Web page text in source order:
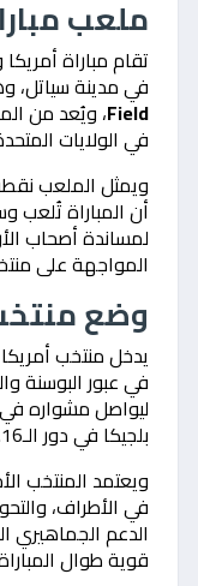
ملعب
تقام مباراة
في مدينة سياتل،
Field، ويُعد من
في الولايات
ويمثل الملعب
أن المباراة
لمساندة أصحاب
المواجهة على
وضع
يدخل منتخب
ليواصل مشواره
بلجيكا في دور الـ16.
ويعتمد المنتخب
في الأطراف،
الدعم الجماهيري
قوية طوال